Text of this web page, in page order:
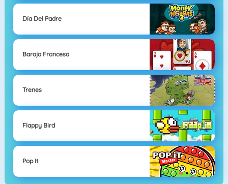
Día Del Padre
Baraja Francesa
Trenes
Flappy Bird
Pop It